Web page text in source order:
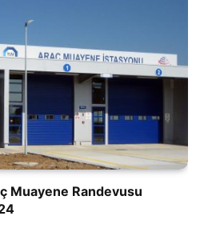
Muayene Randevusu